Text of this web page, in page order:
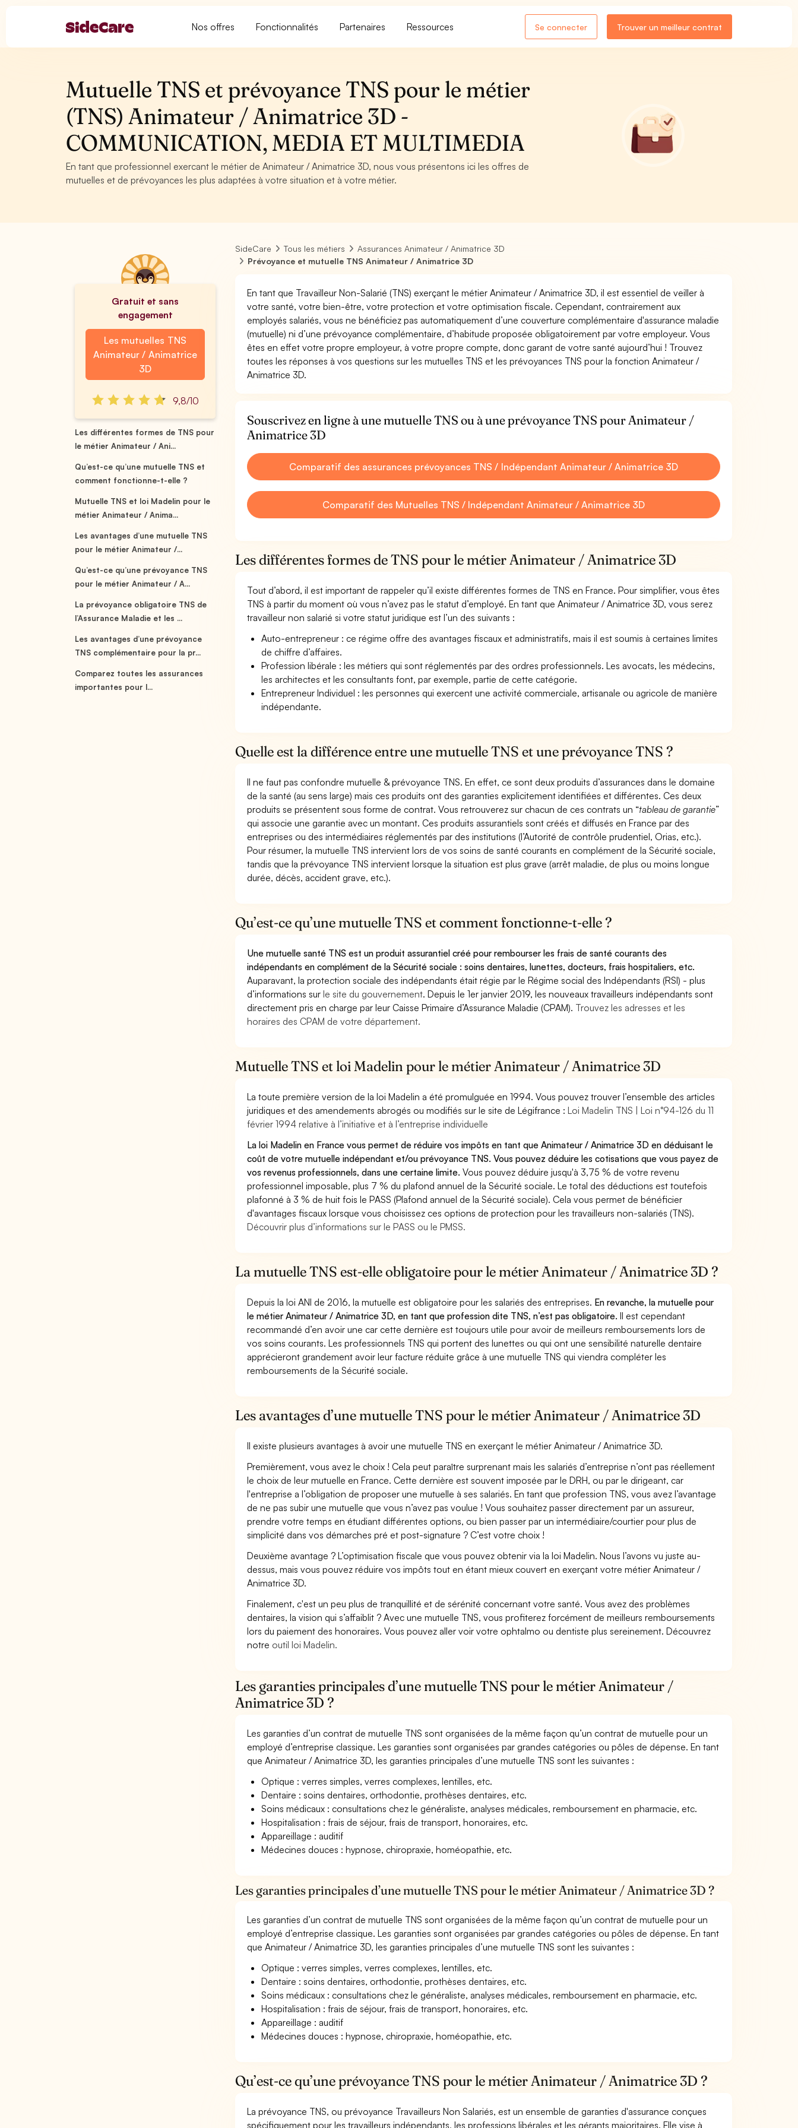
Nos offres Fonctionnalités Partenaires Ressources Se connecter Trouver un meilleur contrat
Mutuelle TNS et prévoyance TNS pour le métier
(TNS) Animateur / Animatrice 3D -
COMMUNICATION, MEDIA ET MULTIMEDIA
En tant que professionnel exercant le métier de Animateur / Animatrice 3D, nous vous présentons ici les offres de
mutuelles et de prévoyances les plus adaptées à votre situation et à votre métier.
Gratuit et sans
engagement
Les mutuelles TNS
Animateur / Animatrice
3D
9,8/10
Les différentes formes de TNS pour
le métier Animateur / Ani...
Qu’est-ce qu’une mutuelle TNS et
comment fonctionne-t-elle ?
Mutuelle TNS et loi Madelin pour le
métier Animateur / Anima...
Les avantages d’une mutuelle TNS
pour le métier Animateur /...
Qu’est-ce qu’une prévoyance TNS
pour le métier Animateur / A...
La prévoyance obligatoire TNS de
l’Assurance Maladie et les ...
Les avantages d’une prévoyance
TNS complémentaire pour la pr...
Comparez toutes les assurances
importantes pour l...
SideCare Tous les métiers
Assurances Animateur / Animatrice 3D
Prévoyance et mutuelle TNS Animateur / Animatrice 3D
En tant que Travailleur Non-Salarié (TNS) exerçant le métier Animateur / Animatrice 3D, il est essentiel de veiller à
votre santé, votre bien-être, votre protection et votre optimisation fiscale. Cependant, contrairement aux
employés salariés, vous ne bénéficiez pas automatiquement d’une couverture complémentaire d'assurance maladie
(mutuelle) ni d’une prévoyance complémentaire, d’habitude proposée obligatoirement par votre employeur. Vous
êtes en effet votre propre employeur, à votre propre compte, donc garant de votre santé aujourd’hui ! Trouvez
toutes les réponses à vos questions sur les mutuelles TNS et les prévoyances TNS pour la fonction Animateur /
Animatrice 3D.
Souscrivez en ligne à une mutuelle TNS ou à une prévoyance TNS pour Animateur /
Animatrice 3D
Comparatif des assurances prévoyances TNS / Indépendant Animateur / Animatrice 3D
Comparatif des Mutuelles TNS / Indépendant Animateur / Animatrice 3D
Les différentes formes de TNS pour le métier Animateur / Animatrice 3D
Tout d’abord, il est important de rappeler qu’il existe différentes formes de TNS en France. Pour simplifier, vous êtes
TNS à partir du moment où vous n’avez pas le statut d’employé. En tant que Animateur / Animatrice 3D, vous serez
travailleur non salarié si votre statut juridique est l’un des suivants :
Auto-entrepreneur : ce régime offre des avantages fiscaux et administratifs, mais il est soumis à certaines limites
de chiffre d’affaires.
Profession libérale : les métiers qui sont réglementés par des ordres professionnels. Les avocats, les médecins,
les architectes et les consultants font, par exemple, partie de cette catégorie.
Entrepreneur Individuel : les personnes qui exercent une activité commerciale, artisanale ou agricole de manière
indépendante.
Quelle est la différence entre une mutuelle TNS et une prévoyance TNS ?
Il ne faut pas confondre mutuelle & prévoyance TNS. En effet, ce sont deux produits d’assurances dans le domaine
de la santé (au sens large) mais ces produits ont des garanties explicitement identifiées et différentes. Ces deux
produits se présentent sous forme de contrat. Vous retrouverez sur chacun de ces contrats un “tableau de garantie”
qui associe une garantie avec un montant. Ces produits assurantiels sont créés et diffusés en France par des
entreprises ou des intermédiaires réglementés par des institutions (l’Autorité de contrôle prudentiel, Orias, etc.).
Pour résumer, la mutuelle TNS intervient lors de vos soins de santé courants en complément de la Sécurité sociale,
tandis que la prévoyance TNS intervient lorsque la situation est plus grave (arrêt maladie, de plus ou moins longue
durée, décès, accident grave, etc.).
Qu’est-ce qu’une mutuelle TNS et comment fonctionne-t-elle ?
Une mutuelle santé TNS est un produit assurantiel créé pour rembourser les frais de santé courants des
indépendants en complément de la Sécurité sociale : soins dentaires, lunettes, docteurs, frais hospitaliers, etc.
Auparavant, la protection sociale des indépendants était régie par le Régime social des Indépendants (RSI) - plus
d’informations surle site du gouvernement. Depuis le 1er janvier 2019, les nouveaux travailleurs indépendants sont
directement pris en charge par leur Caisse Primaire d’Assurance Maladie (CPAM). Trouvez les adresses et les
horaires des CPAM de votre département.
Mutuelle TNS et loi Madelin pour le métier Animateur / Animatrice 3D
La toute première version de la loi Madelin a été promulguée en 1994. Vous pouvez trouver l’ensemble des articles
juridiques et des amendements abrogés ou modifiés sur le site de Légifrance :Loi Madelin TNS | Loi n°94-126 du 11
février 1994 relative à l’initiative et à l’entreprise individuelle
La loi Madelin en France vous permet de réduire vos impôts en tant que Animateur / Animatrice 3D en déduisant le
coût de votre mutuelle indépendant et/ou prévoyance TNS. Vous pouvez déduire les cotisations que vous payez de
vos revenus professionnels, dans une certaine limite.Vous pouvez déduire jusqu'à 3,75 % de votre revenu
professionnel imposable, plus 7 % du plafond annuel de la Sécurité sociale. Le total des déductions est toutefois
plafonné à 3 % de huit fois le PASS (Plafond annuel de la Sécurité sociale). Cela vous permet de bénéficier
d'avantages fiscaux lorsque vous choisissez ces options de protection pour les travailleurs non-salariés (TNS).
Découvrir plus d’informations sur le PASS ou le PMSS.
La mutuelle TNS est-elle obligatoire pour le métier Animateur / Animatrice 3D ?
Depuis la loi ANI de 2016, la mutuelle est obligatoire pour les salariés des entreprises. En revanche, la mutuelle pour
le métier Animateur / Animatrice 3D, en tant que profession dite TNS, n’est pas obligatoire.Il est cependant
recommandé d’en avoir une car cette dernière est toujours utile pour avoir de meilleurs remboursements lors de
vos soins courants. Les professionnels TNS qui portent des lunettes ou qui ont une sensibilité naturelle dentaire
apprécieront grandement avoir leur facture réduite grâce à une mutuelle TNS qui viendra compléter les
remboursements de la Sécurité sociale.
Les avantages d’une mutuelle TNS pour le métier Animateur / Animatrice 3D
Il existe plusieurs avantages à avoir une mutuelle TNS en exerçant le métier Animateur / Animatrice 3D.
Premièrement, vous avez le choix ! Cela peut paraître surprenant mais les salariés d’entreprise n’ont pas réellement
le choix de leur mutuelle en France. Cette dernière est souvent imposée par le DRH, ou par le dirigeant, car
l'entreprise a l’obligation de proposer une mutuelle à ses salariés. En tant que profession TNS, vous avez l’avantage
de ne pas subir une mutuelle que vous n’avez pas voulue ! Vous souhaitez passer directement par un assureur,
prendre votre temps en étudiant différentes options, ou bien passer par un intermédiaire/courtier pour plus de
simplicité dans vos démarches pré et post-signature ? C’est votre choix !
Deuxième avantage ? L’optimisation fiscale que vous pouvez obtenir via la loi Madelin. Nous l’avons vu juste au-
dessus, mais vous pouvez réduire vos impôts tout en étant mieux couvert en exerçant votre métier Animateur /
Animatrice 3D.
Finalement, c'est un peu plus de tranquillité et de sérénité concernant votre santé. Vous avez des problèmes
dentaires, la vision qui s’affaiblit ? Avec une mutuelle TNS, vous profiterez forcément de meilleurs remboursements
lors du paiement des honoraires. Vous pouvez aller voir votre ophtalmo ou dentiste plus sereinement. Découvrez
notre outil loi Madelin.
Les garanties principales d’une mutuelle TNS pour le métier Animateur /
Animatrice 3D ?
Les garanties d’un contrat de mutuelle TNS sont organisées de la même façon qu’un contrat de mutuelle pour un
employé d’entreprise classique. Les garanties sont organisées par grandes catégories ou pôles de dépense. En tant
que Animateur / Animatrice 3D, les garanties principales d’une mutuelle TNS sont les suivantes :
Optique : verres simples, verres complexes, lentilles, etc.
Dentaire : soins dentaires, orthodontie, prothèses dentaires, etc.
Soins médicaux : consultations chez le généraliste, analyses médicales, remboursement en pharmacie, etc.
Hospitalisation : frais de séjour, frais de transport, honoraires, etc.
Appareillage : auditif
Médecines douces : hypnose, chiropraxie, homéopathie, etc.
Les garanties principales d’une mutuelle TNS pour le métier Animateur / Animatrice 3D ?
Les garanties d’un contrat de mutuelle TNS sont organisées de la même façon qu’un contrat de mutuelle pour un
employé d’entreprise classique. Les garanties sont organisées par grandes catégories ou pôles de dépense. En tant
que Animateur / Animatrice 3D, les garanties principales d’une mutuelle TNS sont les suivantes :
Optique : verres simples, verres complexes, lentilles, etc.
Dentaire : soins dentaires, orthodontie, prothèses dentaires, etc.
Soins médicaux : consultations chez le généraliste, analyses médicales, remboursement en pharmacie, etc.
Hospitalisation : frais de séjour, frais de transport, honoraires, etc.
Appareillage : auditif
Médecines douces : hypnose, chiropraxie, homéopathie, etc.
Qu’est-ce qu’une prévoyance TNS pour le métier Animateur / Animatrice 3D ?
La prévoyance TNS, ou prévoyance Travailleurs Non Salariés, est un ensemble de garanties d'assurance conçues
spécifiquement pour les travailleurs indépendants, les professions libérales et les gérants majoritaires. Elle vise à